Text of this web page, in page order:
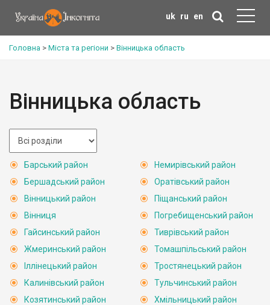
uk ru en
Головна > Міста та регіони > Вінницька область
Вінницька область
Барський район
Бершадський район
Вінницький район
Вінниця
Гайсинський район
Жмеринський район
Іллінецький район
Калинівський район
Козятинський район
Немирівський район
Оратівський район
Піщанський район
Погребищенський район
Тиврівський район
Томашпільський район
Тростянецький район
Тульчинський район
Хмільницький район